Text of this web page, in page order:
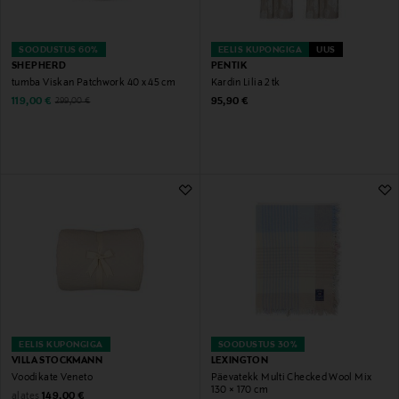
SOODUSTUS 60%
SHEPHERD
tumba Viskan Patchwork 40 x 45 cm
Discounted Price
119,00 € Original Price
299,00 €
EELIS KUPONGIGA UUS
PENTIK
Kardin Lilia 2 tk
Original Price
95,90 €
EELIS KUPONGIGA
VILLA STOCKMANN
Voodikate Veneto
alates Original Price
149,00 €
SOODUSTUS 30%
LEXINGTON
Päevatekk Multi Checked Wool Mix
130 × 170 cm